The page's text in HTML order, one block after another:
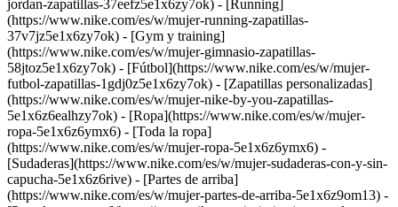
jordan-zapatillas-37eefz5e1x6zy7ok) - [Running]
(https://www.nike.com/es/w/mujer-running-zapatillas-
37v7jz5e1x6zy7ok) - [Gym y training]
(https://www.nike.com/es/w/mujer-gimnasio-zapatillas-
58jtoz5e1x6zy7ok) - [Fútbol](https://www.nike.com/es/w/mujer-
futbol-zapatillas-1gdj0z5e1x6zy7ok) - [Zapatillas personalizadas]
(https://www.nike.com/es/w/mujer-nike-by-you-zapatillas-
5e1x6z6ealhzy7ok) - [Ropa](https://www.nike.com/es/w/mujer-
ropa-5e1x6z6ymx6) - [Toda la ropa]
(https://www.nike.com/es/w/mujer-ropa-5e1x6z6ymx6) -
[Sudaderas](https://www.nike.com/es/w/mujer-sudaderas-con-y-sin-
capucha-5e1x6z6rive) - [Partes de arriba]
(https://www.nike.com/es/w/mujer-partes-de-arriba-5e1x6z9om13) -